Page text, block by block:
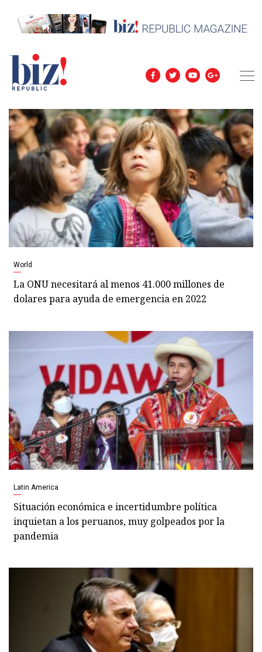
World
La ONU necesitará al menos 41.000 millones de
dolares para ayuda de emergencia en 2022
Latin America
Situación económica e incertidumbre política
inquietan a los peruanos, muy golpeados por la
pandemia